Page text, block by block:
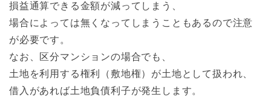
損益通算できる金額が減ってしまう、
場合によっては無くなってしまうこともあるので注意
が必要です。
なお、区分マンションの場合でも、
土地を利用する権利（敷地権）が土地として扱われ、
借入があれば土地負債利子が発生します。